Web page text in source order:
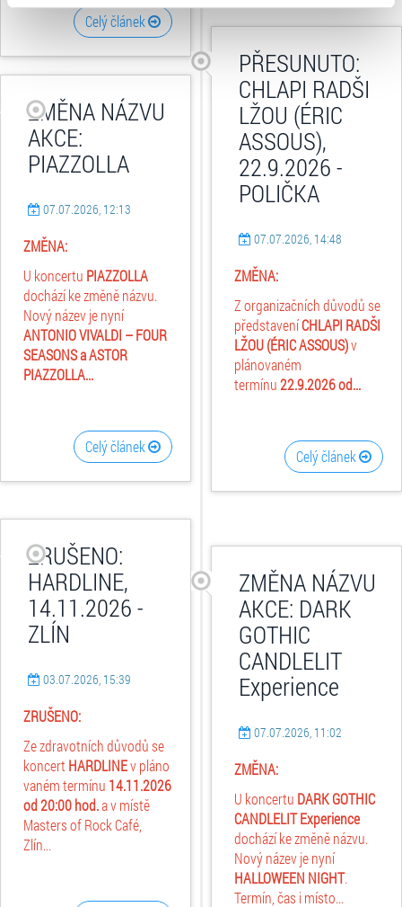
typy cookies používáme, naleznete níže. Možnosti
zpracování upravíte zaškrtnutím příslušné varianty. Svoji
volbu můžete kdykoliv změnit v zápatí stránky v záložce
„Cookies a jejich nastavení“.
Celý článek
PŘESUNUTO:
CHLAPI RADŠI
LŽOU (ÉRIC
ASSOUS),
22.9.2026 -
POLIČKA
07.07.2026, 14:48
ZMĚNA:
Z organizačních důvodů se
představeníCHLAPI RADŠI
LŽOU (ÉRIC ASSOUS)v
plánovaném
termínu22.9.2026 od...
Celý článek
ZMĚNA NÁZVU
AKCE:
PIAZZOLLA
07.07.2026, 12:13
ZMĚNA:
U koncertu PIAZZOLLA
dochází ke změně názvu.
Nový název je nyní
ANTONIO VIVALDI – FOUR
SEASONS a ASTOR
PIAZZOLLA...
Celý článek
ZMĚNA NÁZVU
AKCE: DARK
GOTHIC
CANDLELIT
Experience
07.07.2026, 11:02
ZMĚNA:
U koncertu DARK GOTHIC
CANDLELIT Experience
dochází ke změně názvu.
Nový název je nyní
HALLOWEEN NIGHT.
Termín, čas i místo...
ZRUŠENO:
HARDLINE,
14.11.2026 -
ZLÍN
03.07.2026, 15:39
ZRUŠENO:
Ze zdravotních důvodů se
koncert HARDLINEv pláno
vaném termínu 14.11.2026
od 20:00 hod.a v místě
Masters of Rock Café,
Zlín...